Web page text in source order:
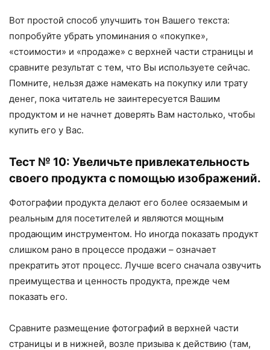
Вот простой способ улучшить тон Вашего текста:
попробуйте убрать упоминания о «покупке»,
«стоимости» и «продаже» с верхней части страницы и
сравните результат с тем, что Вы используете сейчас.
Помните, нельзя даже намекать на покупку или трату
денег, пока читатель не заинтересуется Вашим
продуктом и не начнет доверять Вам настолько, чтобы
купить его у Вас.
Тест № 10: Увеличьте привлекательность
своего продукта с помощью изображений.
Фотографии продукта делают его более осязаемым и
реальным для посетителей и являются мощным
продающим инструментом. Но иногда показать продукт
слишком рано в процессе продажи – означает
прекратить этот процесс. Лучше всего сначала озвучить
преимущества и ценность продукта, прежде чем
показать его.
Сравните размещение фотографий в верхней части
страницы и в нижней, возле призыва к действию (там,